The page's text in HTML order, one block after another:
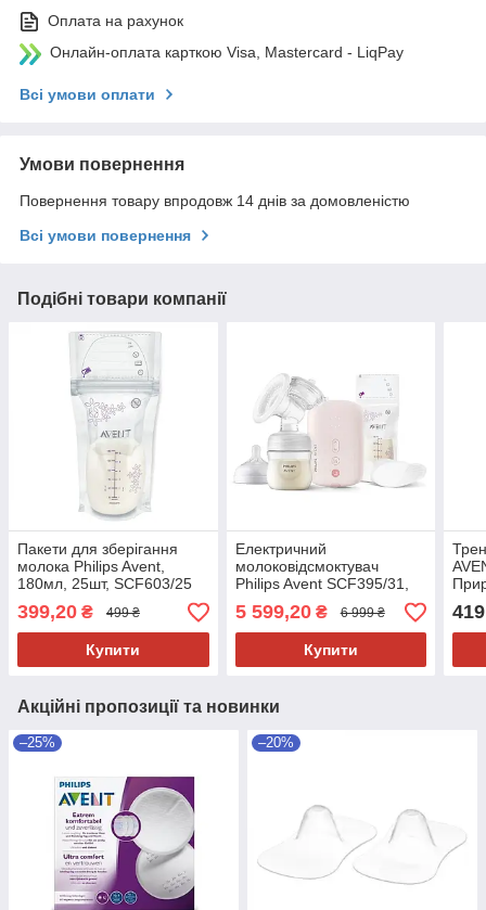
Оплата на рахунок
Онлайн-оплата карткою Visa, Mastercard - LiqPay
Всі умови оплати
Умови повернення
Повернення товару впродовж 14 днів за домовленістю
Всі умови повернення
Подібні товари компанії
Пакети для зберігання
молока Philips Avent,
180мл, 25шт, SCF603/25
399,20 ₴ 499 ₴
Купити
Електричний
молоковідсмоктувач
Philips Avent SCF395/31,
від мережі, набір, 125 мл
5 599,20₴ 6 999 ₴
Купити
Акційні пропозиції та новинки
–25% –20%